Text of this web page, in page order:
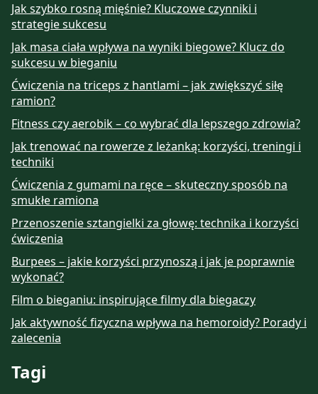
Jak szybko rosną mięśnie? Kluczowe czynniki i
strategie sukcesu
Jak masa ciała wpływa na wyniki biegowe? Klucz do
sukcesu w bieganiu
Ćwiczenia na triceps z hantlami – jak zwiększyć siłę
ramion?
Fitness czy aerobik – co wybrać dla lepszego zdrowia?
Jak trenować na rowerze z leżanką: korzyści, treningi i
techniki
Ćwiczenia z gumami na ręce – skuteczny sposób na
smukłe ramiona
Przenoszenie sztangielki za głowę: technika i korzyści
ćwiczenia
Burpees – jakie korzyści przynoszą i jak je poprawnie
wykonać?
Film o bieganiu: inspirujące filmy dla biegaczy
Jak aktywność fizyczna wpływa na hemoroidy? Porady i
zalecenia
Tagi